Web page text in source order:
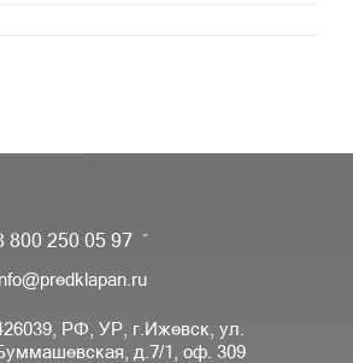
800 250 05 97
РФ, УР, г.Ижевск, ул.
д.7/1, оф. 309